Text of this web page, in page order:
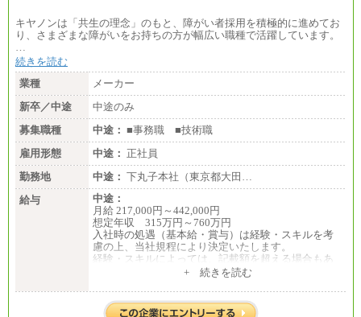
キヤノンは「共生の理念」のもと、障がい者採用を積極的に進めてお
り、さまざまな障がいをお持ちの方が幅広い職種で活躍しています。
…
続きを読む
業種
メーカー
新卒／中途
中途のみ
募集職種
中途： ■事務職 ■技術職
雇用形態
中途： 正社員
勤務地
中途： 下丸子本社（東京都大田…
給与
中途：
月給 217,000円～442,000円
想定年収 315万円～760万円
入社時の処遇（基本給・賞与）は経験・スキルを考
慮の上、当社規程により決定いたします。
経験・スキルによっては、記載額を超える場合もあ
+ 続きを読む